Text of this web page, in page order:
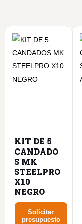
KIT DE 5
CANDADO
S MK
STEELPRO
X10
NEGRO
Solicitar
presupuesto